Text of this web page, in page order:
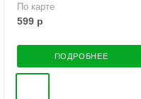
По карте
599 р
ПОДРОБНЕЕ